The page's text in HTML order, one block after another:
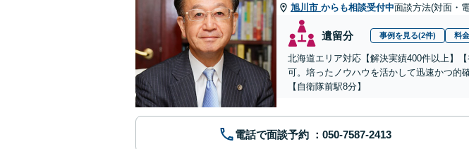
旭川市 からも相談受付中面談方法(対面・
遺留分 事例を見る(2件) 料
北海道エリア対応【解決実績400件以上】
可。培ったノウハウを活かして迅速かつ的
【自衛隊前駅8分】
電話で面談予約